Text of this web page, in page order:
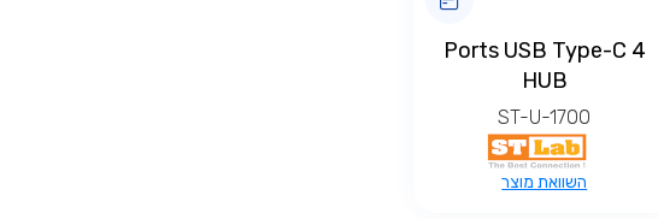
4 Ports USB Type-C
HUB
ST-U-1700
השוואת מוצר